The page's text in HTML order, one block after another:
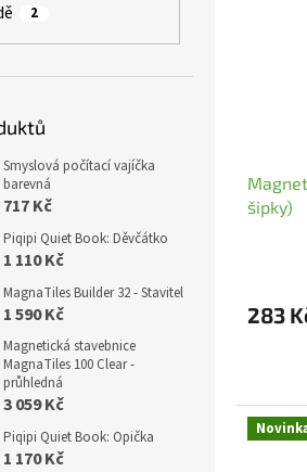
2
Smyslová počítací vajíčka
barevná
717 Kč
Piqipi Quiet Book: Děvčátko
1 110 Kč
MagnaTiles Builder 32 - Stavitel
1 590 Kč
Magnetická stavebnice
MagnaTiles 100 Clear -
průhledná
3 059 Kč
Piqipi Quiet Book: Opička
1 170 Kč
šipky)
283